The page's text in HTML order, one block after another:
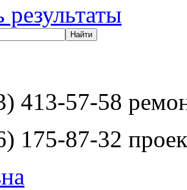
результаты
413-57-58
175-87-32